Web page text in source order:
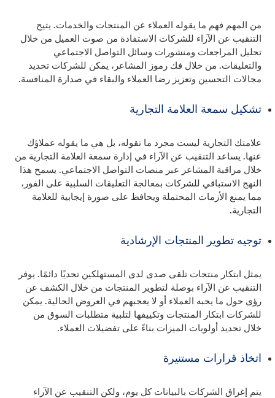
من المهم فهم ما يقوله العملاء عن المنتجات والخدمات. يتيح
التنقيب عن الآراء للشركات الاستفادة من صوت العميل من خلال
تحليل المراجعات ومنشورات وسائل التواصل الاجتماعي
والتعليقات. من خلال فك رموز المشاعر، يمكن للشركات تحديد
مجالات التحسين وتعزيز رضا العملاء والبقاء في صدارة المنافسة.
تشكيل سمعة العلامة التجارية
علامتك التجارية ليست مجرد ما تقوله، بل هي ما يقوله عملاؤك
عنها. يساعد التنقيب عن الآراء في إدارة سمعة العلامة التجارية من
خلال مراقبة المشاعر عبر منصات التواصل الاجتماعي. يسمح هذا
النهج الاستباقي للشركات بمعالجة التعليقات السلبية على الفور،
مما يمنع الأزمات المحتملة ويحافظ على صورة إيجابية للعلامة
التجارية.
توجيه تطوير المنتجات الإرشادية
يمثل ابتكار منتجات تلقى صدى لدى المستهلكين تحديًا دائمًا. يوفر
التنقيب عن الآراء بوصلة لتطوير المنتجات من خلال الكشف عن
رؤى حول ما يحبه العملاء أو لا يعجبهم في العروض الحالية. يمكن
للشركات ابتكار المنتجات وتكييفها لتلبية متطلبات السوق من
خلال تحديد أولويات الميزات بناءً على تفضيلات العملاء.
اتخاذ قرارات مستنيرة
يتم إغراق الشركات بالبيانات كل يوم، ولكن التنقيب عن الآراء